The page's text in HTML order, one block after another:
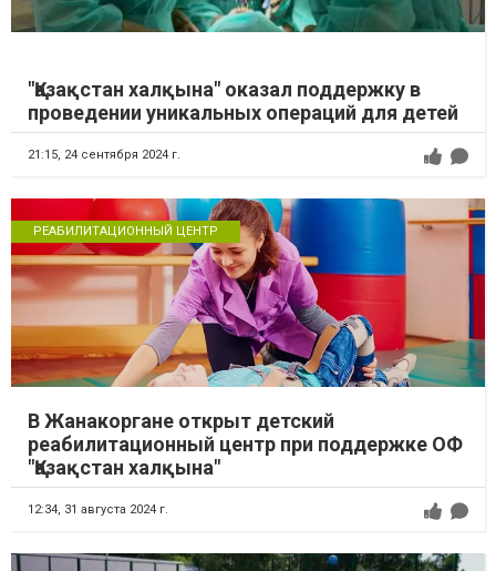
"Қазақстан халқына" оказал поддержку в
проведении уникальных операций для детей
21:15, 24 сентября 2024 г.
РЕАБИЛИТАЦИОННЫЙ ЦЕНТР
В Жанакоргане открыт детский
реабилитационный центр при поддержке ОФ
"Қазақстан халқына"
12:34, 31 августа 2024 г.